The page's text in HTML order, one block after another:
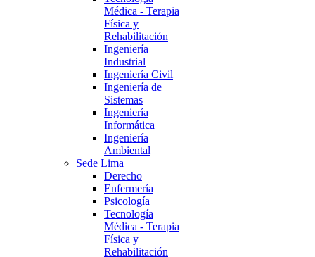
Médica - Terapia
Física y
Rehabilitación
Ingeniería
Industrial
Ingeniería Civil
Ingeniería de
Sistemas
Ingeniería
Informática
Ingeniería
Ambiental
Sede Lima
Derecho
Enfermería
Psicología
Tecnología
Médica - Terapia
Física y
Rehabilitación